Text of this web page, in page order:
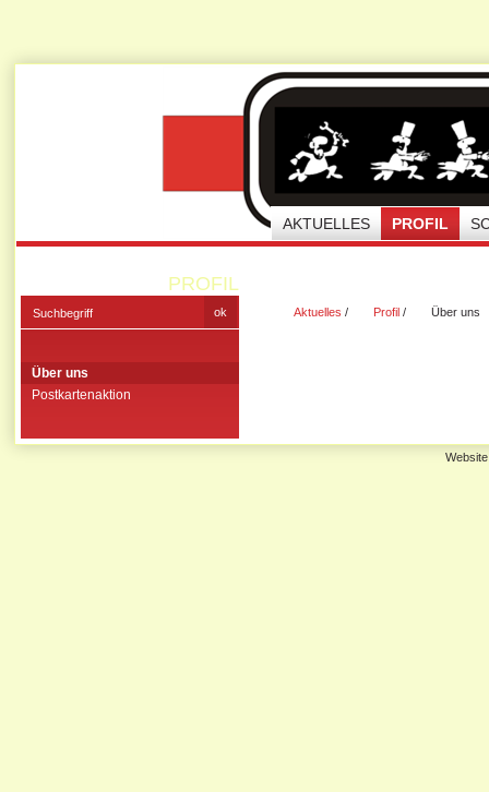
AKTUELLES PROFIL
PROFIL
Über uns
Postkartenaktion
Aktuelles / Profil / Über uns